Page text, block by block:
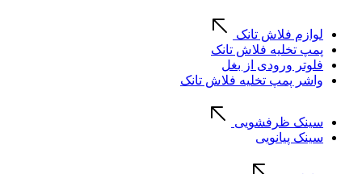
لوازم فلاش تانک
پمپ تخلیه فلاش تانک
فلوتر ورودی از بغل
واشر پمپ تخلیه فلاش تانک
سینک ظرفشویی
سینک پیانویی